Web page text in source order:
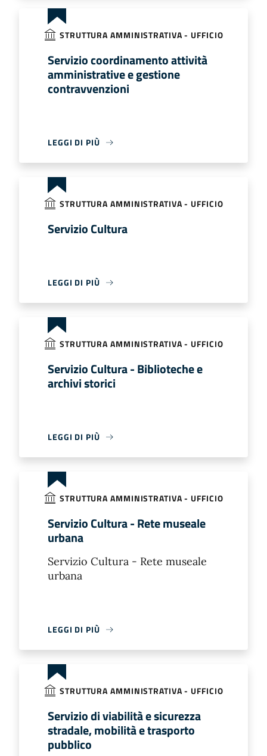
STRUTTURA AMMINISTRATIVA - UFFICIO
Servizio coordinamento attività
amministrative e gestione
contravvenzioni
LEGGI DI PIÙ
STRUTTURA AMMINISTRATIVA - UFFICIO
Servizio Cultura
LEGGI DI PIÙ
STRUTTURA AMMINISTRATIVA - UFFICIO
Servizio Cultura - Biblioteche e
archivi storici
LEGGI DI PIÙ
STRUTTURA AMMINISTRATIVA - UFFICIO
Servizio Cultura - Rete museale
urbana
Servizio Cultura - Rete museale
urbana
LEGGI DI PIÙ
STRUTTURA AMMINISTRATIVA - UFFICIO
Servizio di viabilità e sicurezza
stradale, mobilità e trasporto
pubblico